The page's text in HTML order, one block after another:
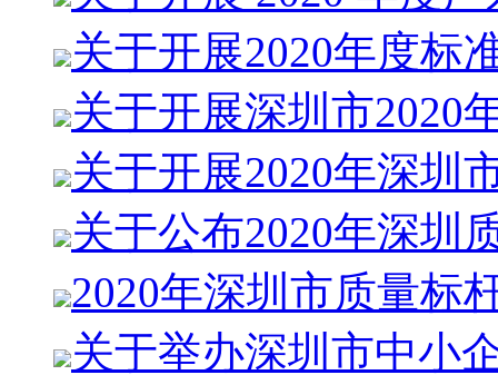
关于开展2020年度标
关于开展深圳市2020
关于开展2020年深圳
关于公布2020年深圳
2020年深圳市质量标
关于举办深圳市中小